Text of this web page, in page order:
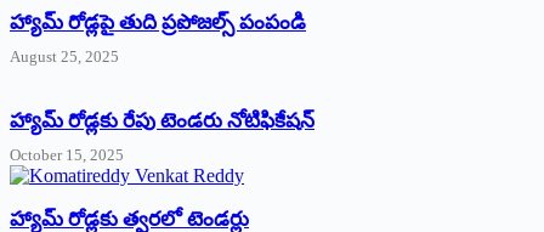
హ్యామ్‌ రోడ్లపై తుది ప్రపోజల్స్‌ పంపండి
August 25, 2025
హ్యామ్‌ రోడ్లకు రేపు టెండరు నోటిఫికేషన్‌
October 15, 2025
హ్యామ్‌ రోడ్లకు త్వరలో టెండర్లు